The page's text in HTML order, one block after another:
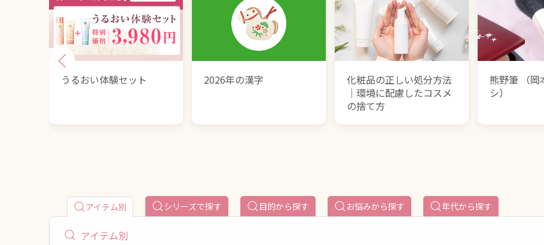
うるおい体験セット 2026年の漢字
化粧品の正しい処分方法
｜環境に配慮したコスメ
の捨て方
熊野筆 （岡
シ）
アイテム別 シリーズで探す 目的から探す お悩みから探す 年代から探す
アイテム別